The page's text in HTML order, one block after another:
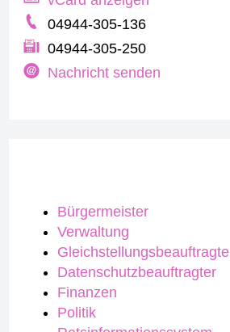
04944-305-136
04944-305-250
Nachricht senden
Bürgermeister
Verwaltung
Gleichstellungsbeauftragte
Datenschutzbeauftragter
Finanzen
Politik